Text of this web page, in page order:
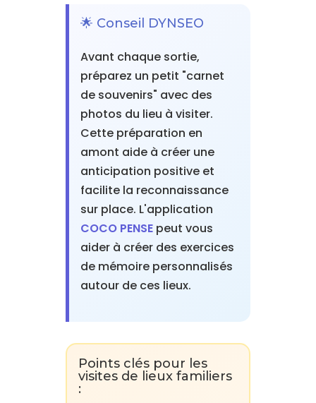
🌟 Conseil DYNSEO
Avant chaque sortie,
préparez un petit "carnet
de souvenirs" avec des
photos du lieu à visiter.
Cette préparation en
amont aide à créer une
anticipation positive et
facilite la reconnaissance
sur place. L'application
COCO PENSEpeut vous
aider à créer des exercices
de mémoire personnalisés
autour de ces lieux.
Points clés pour les
visites de lieux familiers
: